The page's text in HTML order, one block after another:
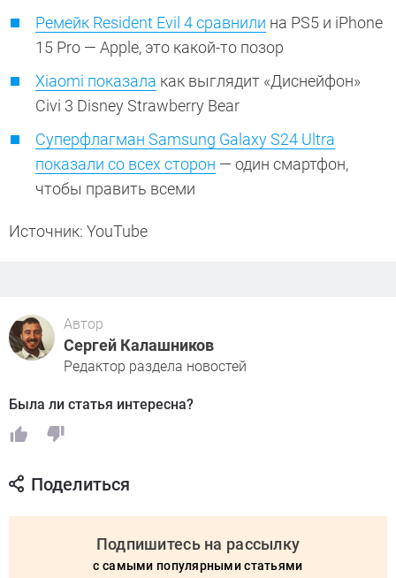
Ремейк Resident Evil 4 сравнили на PS5 и iPhone
15 Pro — Apple, это какой-то позор
Xiaomi показала как выглядит «Диснейфон»
Civi 3 Disney Strawberry Bear
Суперфлагман Samsung Galaxy S24 Ultra
показали со всех сторон — один смартфон,
чтобы править всеми
Источник: YouTube
Автор
Сергей Калашников
Редактор раздела новостей
Была ли статья интересна?
Поделиться
Подпишитесь на рассылку
с самыми популярными статьями